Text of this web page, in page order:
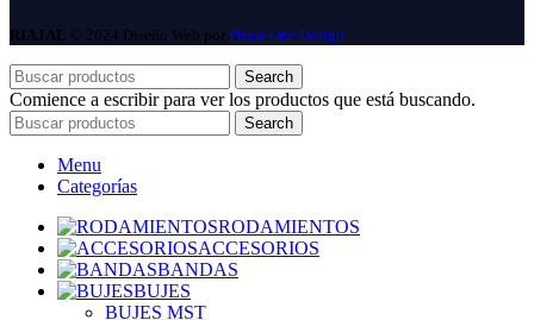
RIAJAL © 2024 Diseño Web por Phase One Design
Search
Comience a escribir para ver los productos que está buscando.
Search
Menu
Categorías
RODAMIENTOS
ACCESORIOS
BANDAS
BUJES
BUJES MST